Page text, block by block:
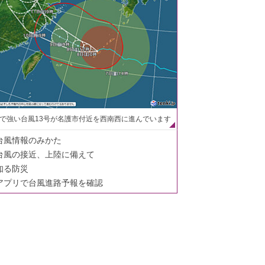
強い台風13号が名護市付近を西南西に進んでいます
風情報のみかた
風の接近、上陸に備えて
る防災
プリで台風進路予報を確認